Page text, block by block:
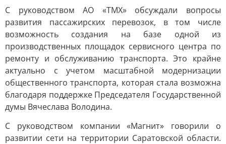
С руководством АО «ТМХ» обсуждали вопросы
развития пассажирских перевозок, в том числе
возможность создания на базе одной из
производственных площадок сервисного центра по
ремонту и обслуживанию транспорта. Это крайне
актуально с учетом масштабной модернизации
общественного транспорта, которая стала возможна
благодаря поддержке Председателя Государственной
думы Вячеслава Володина.
С руководством компании «Магнит» говорили о
развитии сети на территории Саратовской области.